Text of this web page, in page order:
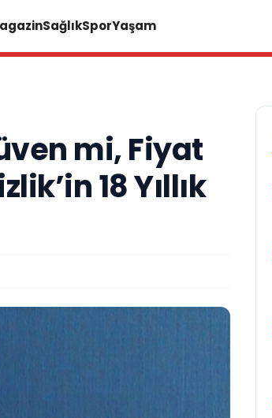
SağlıkSporYaşam
mi, Fiyat
18 Yıllık